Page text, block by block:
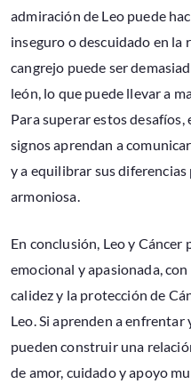
admiración de Leo puede
inseguro o descuidado en la
cangrejo puede ser
león, lo que puede llevar a
Para superar estos
signos aprendan a
y a equilibrar sus
armoniosa.
En conclusión, Leo y
emocional y apasionada,
calidez y la protección de
Leo. Si aprenden a
pueden construir una
de amor, cuidado y apoyo